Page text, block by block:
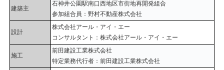
建築主
石神井公園駅南口西地区市街地再開発組合
参加組合員：野村不動産株式会社
設計
株式会社アール・アイ・エー
コンサルタント：株式会社アール・アイ・エー
施工
前田建設工業株式会社
特定業務代行者：前田建設工業株式会社